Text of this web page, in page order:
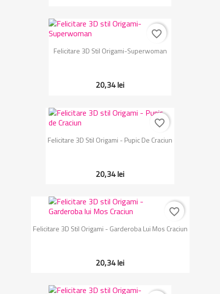
Felicitare 3D Stil Origami-Superwoman
20,34 lei
favorite_border
Felicitare 3D Stil Origami - Pupic De Craciun
20,34 lei
favorite_border
Felicitare 3D Stil Origami - Garderoba Lui Mos Craciun
20,34 lei
favorite_border